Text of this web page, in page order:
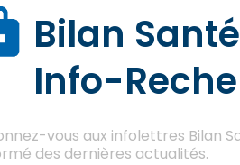
Bilan
Info-
vous aux infolettres Bilan
des dernières actualités.